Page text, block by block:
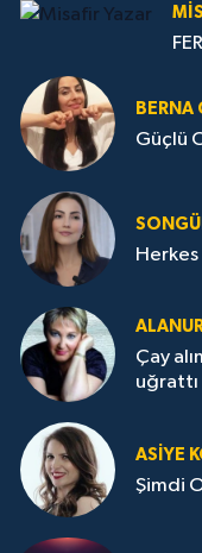
BERNA
Güçlü
Çay
uğrattı
ASIYE
Şimdi